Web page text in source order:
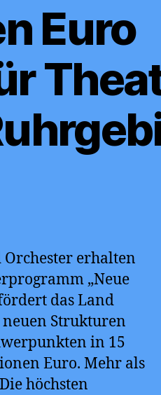
Euro
erhalten
„Neue
das Land
Strukturen
in 15
Euro. Mehr als
höchsten